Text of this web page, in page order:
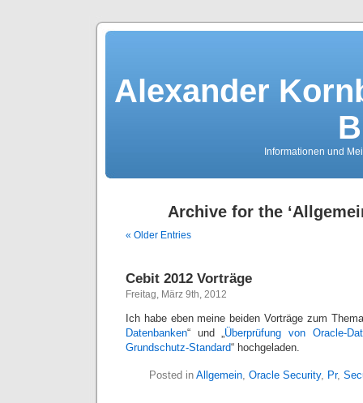
Alexander
Informationen und
Archive for the
« Older Entries
Cebit 2012 Vorträge
Freitag, März 9th, 2012
Ich habe eben meine beiden Vorträge zum
Datenbanken“ und „Überprüfung von Oracle-
Grundschutz-Standard“ hochgeladen.
Posted in Allgemein, Oracle Security, Pr,